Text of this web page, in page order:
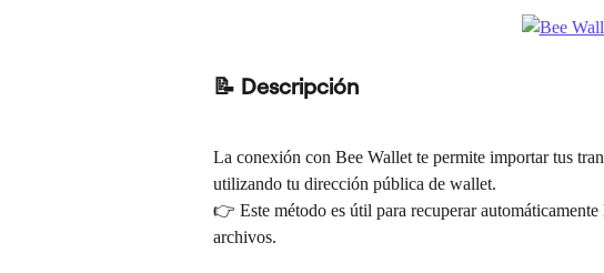
📝 Descripción
La conexión con Bee Wallet te permite importar tus
utilizando tu dirección pública de wallet.
👉 Este método es útil para recuperar
archivos.